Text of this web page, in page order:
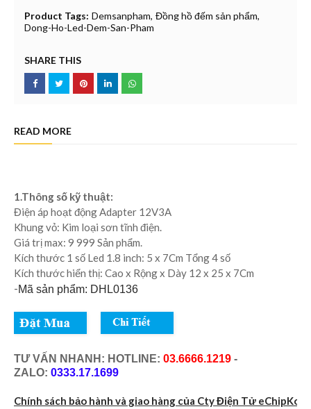
Product Tags: Demsanpham Đồng hồ đếm sản phẩm
Dong-Ho-Led-Dem-San-Pham
SHARE THIS
READ MORE
1.Thông số kỹ thuật:
Điện áp hoạt động Adapter 12V3A
Khung vỏ: Kim loại sơn tĩnh điện.
Giá trị max: 9 999 Sản phẩm.
Kích thước 1 số Led 1.8 inch: 5 x 7Cm Tổng 4 số
Kích thước hiển thị: Cao x Rộng x Dày 12 x 25 x 7Cm
-Mã sản phẩm: DHL0136
TƯ VẤN NHANH: HOTLINE: 03.6666.1219 -
ZALO: 0333.17.1699
Chính sách bảo hành và giao hàng của Cty Điện Tử eChipKool: